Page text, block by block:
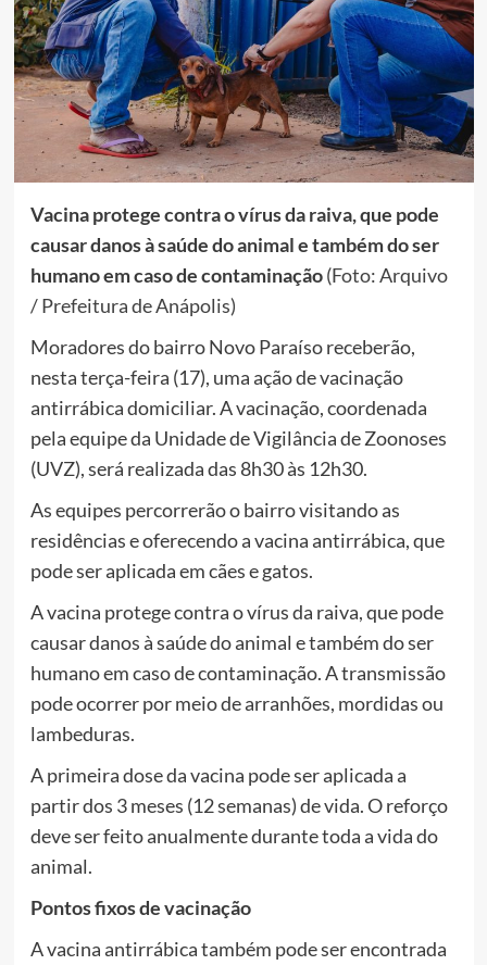
Vacina protege contra o vírus da raiva, que pode
causar danos à saúde do animal e também do ser
humano em caso de contaminação (Foto: Arquivo
/ Prefeitura de Anápolis)
Moradores do bairro Novo Paraíso receberão,
nesta terça-feira (17), uma ação de vacinação
antirrábica domiciliar. A vacinação, coordenada
pela equipe da Unidade de Vigilância de Zoonoses
(UVZ), será realizada das 8h30 às 12h30.
As equipes percorrerão o bairro visitando as
residências e oferecendo a vacina antirrábica, que
pode ser aplicada em cães e gatos.
A vacina protege contra o vírus da raiva, que pode
causar danos à saúde do animal e também do ser
humano em caso de contaminação. A transmissão
pode ocorrer por meio de arranhões, mordidas ou
lambeduras.
A primeira dose da vacina pode ser aplicada a
partir dos 3 meses (12 semanas) de vida. O reforço
deve ser feito anualmente durante toda a vida do
animal.
Pontos fixos de vacinação
A vacina antirrábica também pode ser encontrada